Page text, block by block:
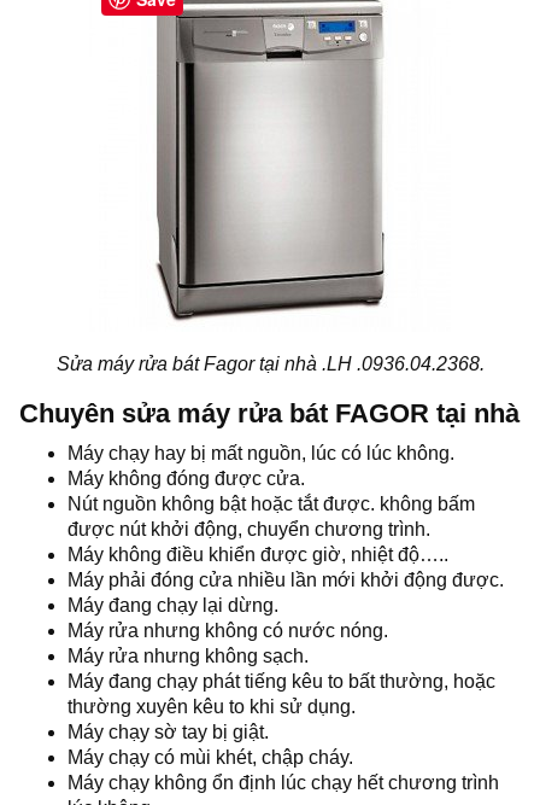
Sửa máy rửa bát Fagor tại nhà .LH .0936.04.2368.
Chuyên sửa máy rửa bát FAGOR tại nhà
Máy chạy hay bị mất nguồn, lúc có lúc không.
Máy không đóng được cửa.
Nút nguồn không bật hoặc tắt được. không bấm
được nút khởi động, chuyển chương trình.
Máy không điều khiển được giờ, nhiệt độ…..
Máy phải đóng cửa nhiều lần mới khởi động được.
Máy đang chạy lại dừng.
Máy rửa nhưng không có nước nóng.
Máy rửa nhưng không sạch.
Máy đang chạy phát tiếng kêu to bất thường, hoặc
thường xuyên kêu to khi sử dụng.
Máy chạy sờ tay bị giật.
Máy chạy có mùi khét, chập cháy.
Máy chạy không ổn định lúc chạy hết chương trình